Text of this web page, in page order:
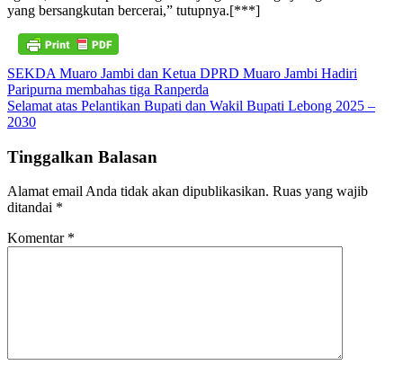
yang bersangkutan bercerai,” tutupnya.[***]
Navigasi
pos
SEKDA Muaro Jambi dan Ketua DPRD Muaro Jambi Hadiri
Paripurna membahas tiga Ranperda
Selamat atas Pelantikan Bupati dan Wakil Bupati Lebong 2025 –
2030
Tinggalkan Balasan
Alamat email Anda tidak akan dipublikasikan. Ruas yang wajib
ditandai *
Komentar *